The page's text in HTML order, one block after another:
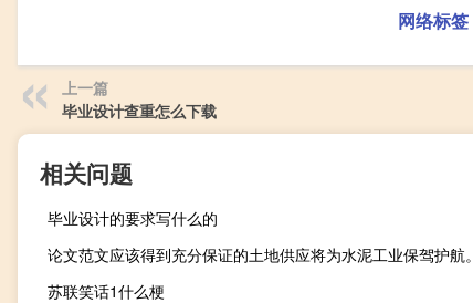
网络标签
上一篇
毕业设计查重怎么下载
相关问题
毕业设计的要求写什么的
论文范文应该得到充分保证的土地供应将为水泥工业保驾护航。
苏联笑话1什么梗